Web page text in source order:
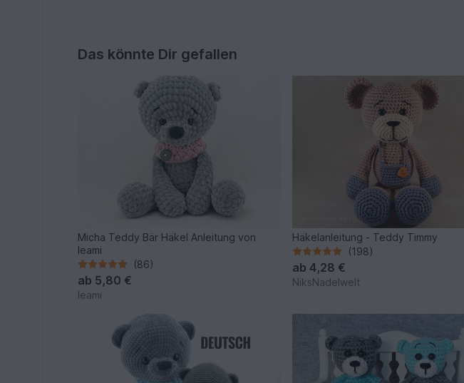
Das könnte Dir gefallen
Micha Teddy Bär Häkel Anleitung von
leami
(86)
ab 5,80 €
leami
Häkelanleitung - Teddy Timmy
(198)
ab 4,28 €
NiksNadelwelt